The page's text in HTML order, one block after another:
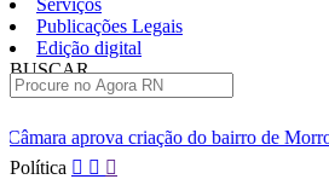
Serviços
Publicações Legais
Edição digital
BUSCAR
do bairro de Morro Branco em Natal
Pular
Política